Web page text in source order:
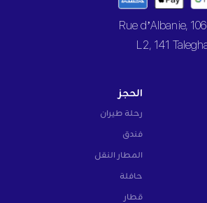
الحجز
رحلة طيران
فندق
المطار النقل
حافلة
قطار